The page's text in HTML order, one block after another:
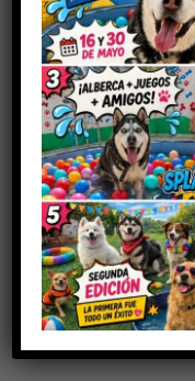
Sé el primero
DIS/PREV
Tu dirección de correo
campos obligatorios
Tu puntuación
Tu valoración*